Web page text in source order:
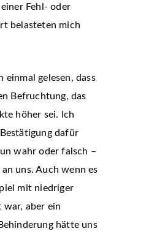
Fehl- oder
belasteten mich
einmal gelesen, dass
Befruchtung, das
höher sei. Ich
dafür
wahr oder falsch –
uns. Auch wenn es
mit niedriger
aber ein
hätte uns